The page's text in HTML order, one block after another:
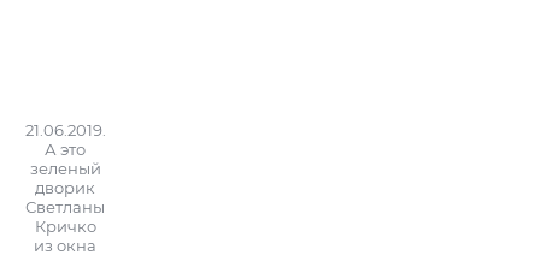
21.06.2019.
А это
зеленый
дворик
Светланы
Кричко
из окна